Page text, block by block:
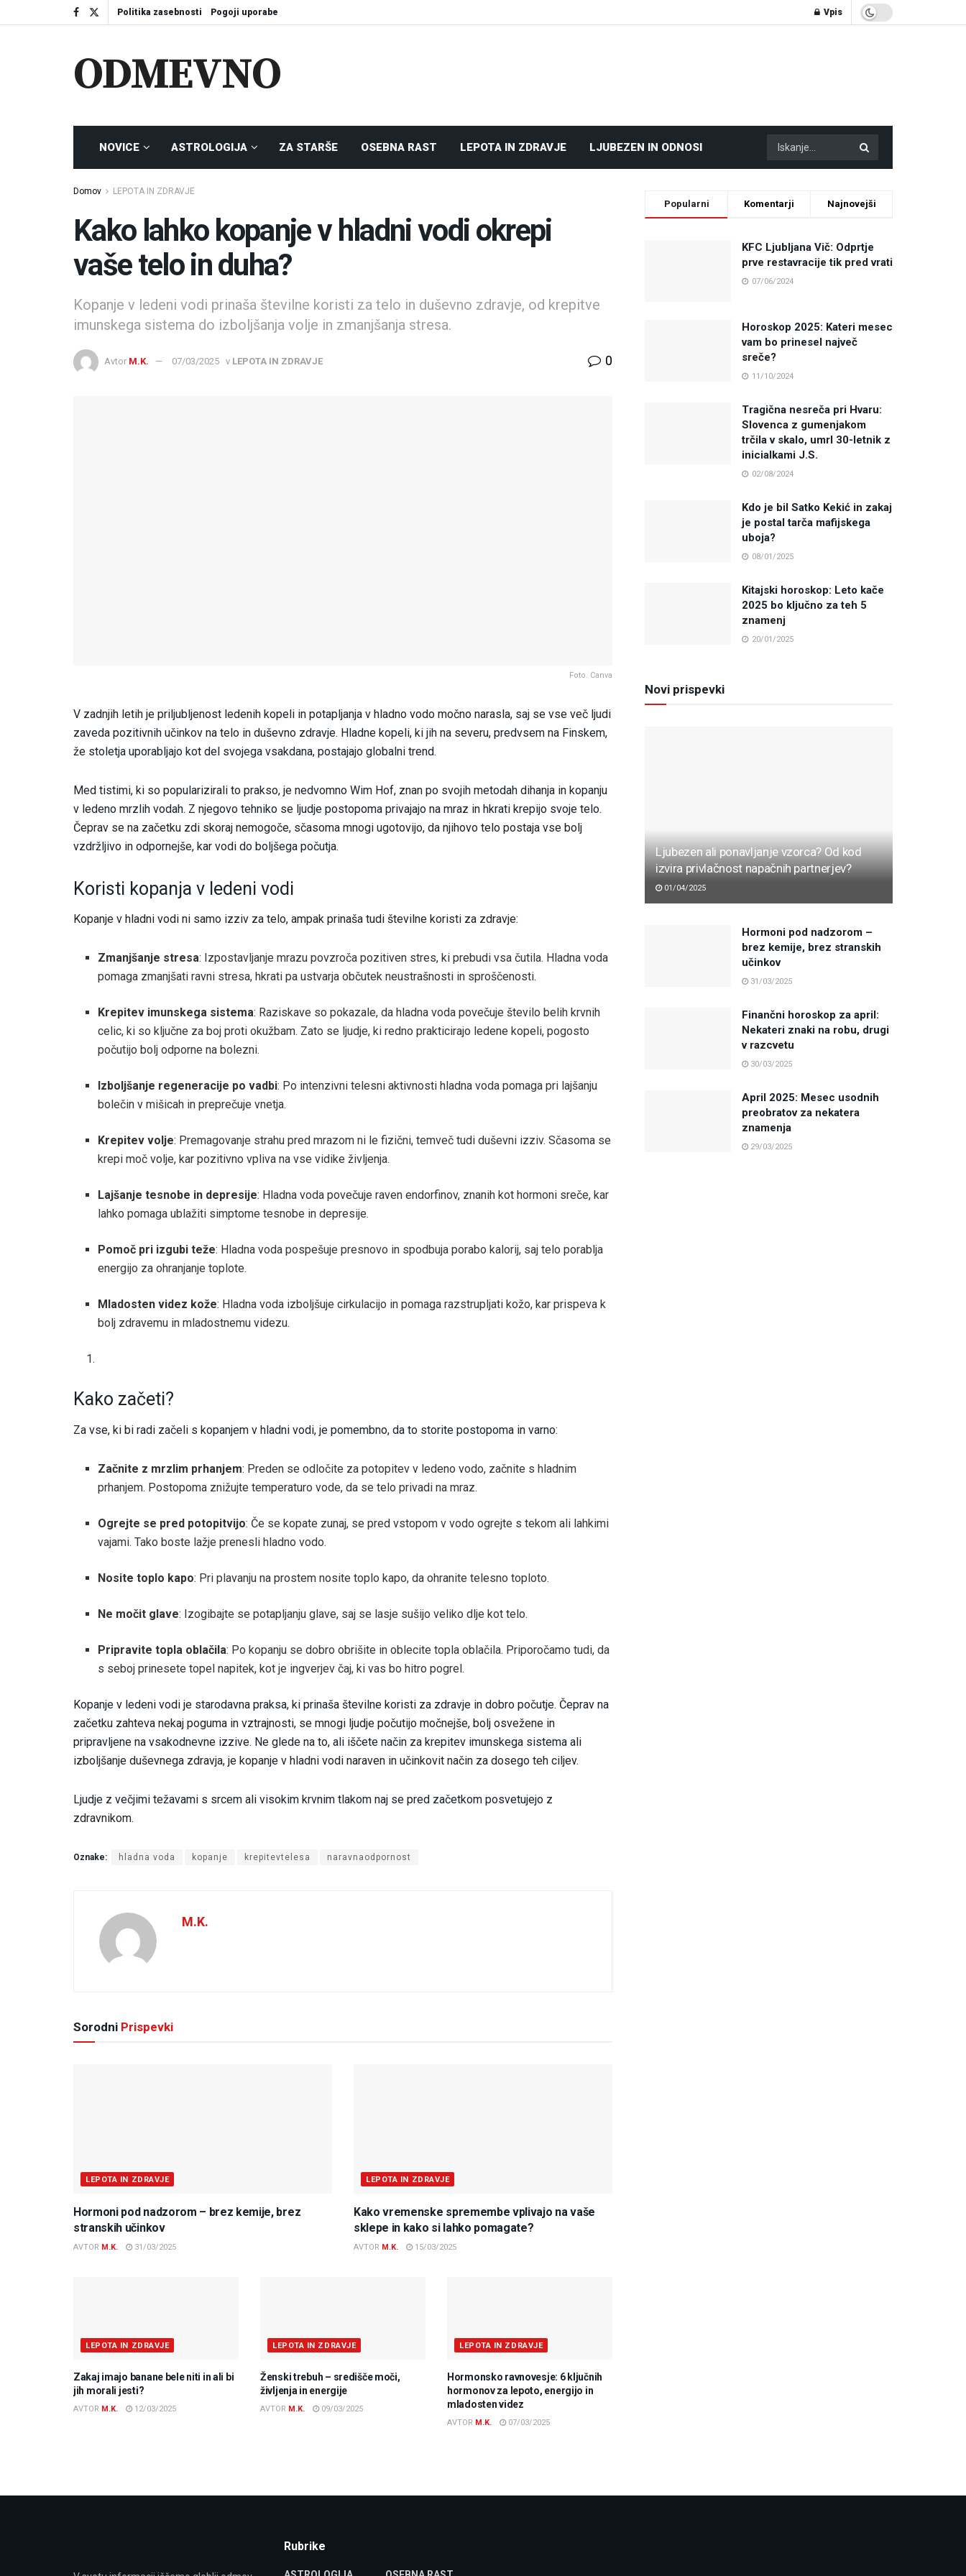
Politika zasebnosti Pogoji uporabe Vpis
ODMEVNO
NOVICE ASTROLOGIJA ZA STARŠE OSEBNA RAST LEPOTA IN ZDRAVJE LJUBEZEN IN ODNOSI
Domov LEPOTA IN ZDRAVJE
Kako lahko kopanje v hladni vodi okrepi
vaše telo in duha?
Kopanje v ledeni vodi prinaša številne koristi za telo in duševno zdravje, od krepitve
imunskega sistema do izboljšanja volje in zmanjšanja stresa.
Avtor M.K. 07/03/2025 v LEPOTA IN ZDRAVJE 0
Foto. Canva
V zadnjih letih je priljubljenost ledenih kopeli in potapljanja v hladno vodo močno narasla, saj se vse več ljudi
zaveda pozitivnih učinkov na telo in duševno zdravje. Hladne kopeli, ki jih na severu, predvsem na Finskem,
že stoletja uporabljajo kot del svojega vsakdana, postajajo globalni trend.
Med tistimi, ki so popularizirali to prakso, je nedvomno Wim Hof, znan po svojih metodah dihanja in kopanju
v ledeno mrzlih vodah. Z njegovo tehniko se ljudje postopoma privajajo na mraz in hkrati krepijo svoje telo.
Čeprav se na začetku zdi skoraj nemogoče, sčasoma mnogi ugotovijo, da njihovo telo postaja vse bolj
vzdržljivo in odpornejše, kar vodi do boljšega počutja.
Koristi kopanja v ledeni vodi
Kopanje v hladni vodi ni samo izziv za telo, ampak prinaša tudi številne koristi za zdravje:
Zmanjšanje stresa: Izpostavljanje mrazu povzroča pozitiven stres, ki prebudi vsa čutila. Hladna voda
pomaga zmanjšati ravni stresa, hkrati pa ustvarja občutek neustrašnosti in sproščenosti.
Krepitev imunskega sistema: Raziskave so pokazale, da hladna voda povečuje število belih krvnih
celic, ki so ključne za boj proti okužbam. Zato se ljudje, ki redno prakticirajo ledene kopeli, pogosto
počutijo bolj odporne na bolezni.
Izboljšanje regeneracije po vadbi: Po intenzivni telesni aktivnosti hladna voda pomaga pri lajšanju
bolečin v mišicah in preprečuje vnetja.
Krepitev volje: Premagovanje strahu pred mrazom ni le fizični, temveč tudi duševni izziv. Sčasoma se
krepi moč volje, kar pozitivno vpliva na vse vidike življenja.
Lajšanje tesnobe in depresije: Hladna voda povečuje raven endorfinov, znanih kot hormoni sreče, kar
lahko pomaga ublažiti simptome tesnobe in depresije.
Pomoč pri izgubi teže: Hladna voda pospešuje presnovo in spodbuja porabo kalorij, saj telo porablja
energijo za ohranjanje toplote.
Mladosten videz kože: Hladna voda izboljšuje cirkulacijo in pomaga razstrupljati kožo, kar prispeva k
bolj zdravemu in mladostnemu videzu.
Kako začeti?
Za vse, ki bi radi začeli s kopanjem v hladni vodi, je pomembno, da to storite postopoma in varno:
Začnite z mrzlim prhanjem: Preden se odločite za potopitev v ledeno vodo, začnite s hladnim
prhanjem. Postopoma znižujte temperaturo vode, da se telo privadi na mraz.
Ogrejte se pred potopitvijo: Če se kopate zunaj, se pred vstopom v vodo ogrejte s tekom ali lahkimi
vajami. Tako boste lažje prenesli hladno vodo.
Nosite toplo kapo: Pri plavanju na prostem nosite toplo kapo, da ohranite telesno toploto.
Ne močit glave: Izogibajte se potapljanju glave, saj se lasje sušijo veliko dlje kot telo.
Pripravite topla oblačila: Po kopanju se dobro obrišite in oblecite topla oblačila. Priporočamo tudi, da
s seboj prinesete topel napitek, kot je ingverjev čaj, ki vas bo hitro pogrel.
Kopanje v ledeni vodi je starodavna praksa, ki prinaša številne koristi za zdravje in dobro počutje. Čeprav na
začetku zahteva nekaj poguma in vztrajnosti, se mnogi ljudje počutijo močnejše, bolj osvežene in
pripravljene na vsakodnevne izzive. Ne glede na to, ali iščete način za krepitev imunskega sistema ali
izboljšanje duševnega zdravja, je kopanje v hladni vodi naraven in učinkovit način za dosego teh ciljev.
Ljudje z večjimi težavami s srcem ali visokim krvnim tlakom naj se pred začetkom posvetujejo z
zdravnikom.
Oznake: hladna voda kopanje krepitevtelesa naravnaodpornost
M.K.
Sorodni Prispevki
LEPOTA IN ZDRAVJE
Hormoni pod nadzorom – brez kemije, brez
stranskih učinkov
AVTOR M.K. 31/03/2025
LEPOTA IN ZDRAVJE
Kako vremenske spremembe vplivajo na vaše
sklepe in kako si lahko pomagate?
AVTOR M.K. 15/03/2025
LEPOTA IN ZDRAVJE
Zakaj imajo banane bele niti in ali bi
jih morali jesti?
AVTOR M.K. 12/03/2025
LEPOTA IN ZDRAVJE
Ženski trebuh – središče moči,
življenja in energije
AVTOR M.K. 09/03/2025
LEPOTA IN ZDRAVJE
Hormonsko ravnovesje: 6 ključnih
hormonov za lepoto, energijo in
mladosten videz
AVTOR M.K. 07/03/2025
Popularni Komentarji Najnovejši
KFC Ljubljana Vič: Odprtje
prve restavracije tik pred vrati
07/06/2024
Horoskop 2025: Kateri mesec
vam bo prinesel največ
sreče?
11/10/2024
Tragična nesreča pri Hvaru:
Slovenca z gumenjakom
trčila v skalo, umrl 30-letnik z
inicialkami J.S.
02/08/2024
Kdo je bil Satko Kekić in zakaj
je postal tarča mafijskega
uboja?
08/01/2025
Kitajski horoskop: Leto kače
2025 bo ključno za teh 5
znamenj
20/01/2025
Novi prispevki
Ljubezen ali ponavljanje vzorca? Od kod
izvira privlačnost napačnih partnerjev?
01/04/2025
Hormoni pod nadzorom –
brez kemije, brez stranskih
učinkov
31/03/2025
Finančni horoskop za april:
Nekateri znaki na robu, drugi
v razcvetu
30/03/2025
April 2025: Mesec usodnih
preobratov za nekatera
znamenja
29/03/2025
Rubrike